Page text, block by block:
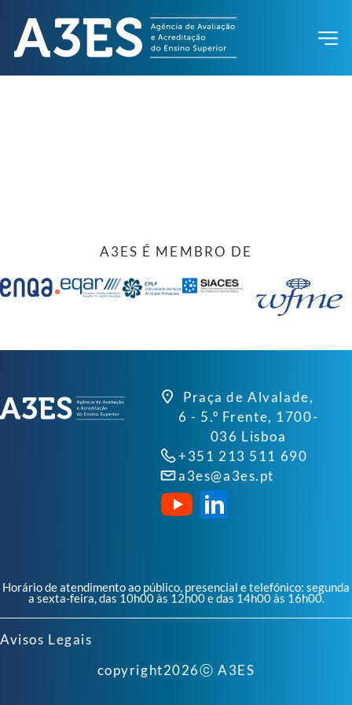
A3ES É MEMBRO DE
Praça de Alvalade,
6 - 5.º Frente, 1700-
036 Lisboa
+351 213 511 690
a3es@a3es.pt
Horário de atendimento ao público, presencial e telefónico: segunda
a sexta-feira, das 10h00 às 12h00 e das 14h00 às 16h00.
Avisos Legais
copyright2026ⓒ A3ES